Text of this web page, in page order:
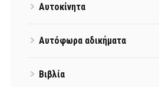
Αυτοκίνητα
Αυτόφωρα αδικήματα
Βιβλία